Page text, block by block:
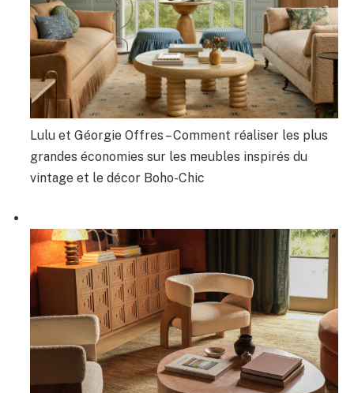
Lulu et Géorgie Offres – Comment réaliser les plus
grandes économies sur les meubles inspirés du
vintage et le décor Boho-Chic